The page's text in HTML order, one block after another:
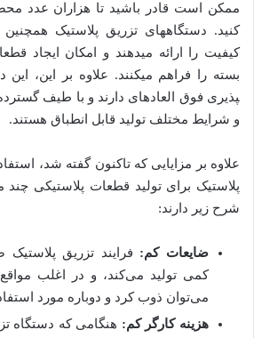
ممکن است قادر باشید تا هزاران عدد
کنید. دستگاه­های تزریق پلاستیک
کیفیت را ارائه می­دهند و امکان ایجاد
بسته را فراهم می­کنند. علاوه بر این، این
پذیری فوق العاده­ای دارند و با طیف
و شرایط مختلف تولید قابل انطباق هستند.
علاوه بر مزایایی که تاکنون گفته شد،
پلاستیک برای تولید قطعات پلاستیکی چند
شرح زیر دارند:
ضایعات کم: فرایند تزریق پلاستیک
کمی تولید می‌کند، و در اغلب
می‌توان ذوب کرد و دوباره مورد
هزینه کارگر کم: هنگامی که دستگاه